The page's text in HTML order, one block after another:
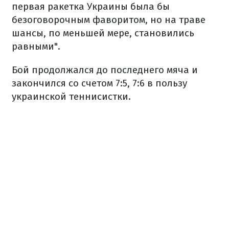
первая ракетка Украины была бы
безоговорочным фаворитом, но на траве
шансы, по меньшей мере, становились
равными".
Бой продолжался до последнего мяча и
закончился со счетом 7:5, 7:6 в пользу
украинской теннисистки.